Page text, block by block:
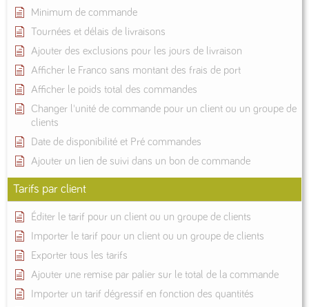
Minimum de commande
Tournées et délais de livraisons
Ajouter des exclusions pour les jours de livraison
Afficher le Franco sans montant des frais de port
Afficher le poids total des commandes
Changer l'unité de commande pour un client ou un groupe de
clients
Date de disponibilité et Pré commandes
Ajouter un lien de suivi dans un bon de commande
Tarifs par client
Éditer le tarif pour un client ou un groupe de clients
Importer le tarif pour un client ou un groupe de clients
Exporter tous les tarifs
Ajouter une remise par palier sur le total de la commande
Importer un tarif dégressif en fonction des quantités